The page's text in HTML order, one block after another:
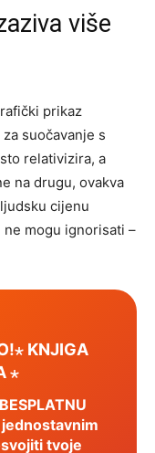
više
prikaz
suočavanje s
relativizira, a
na drugu, ovakva
cijenu
ne mogu ignorisati –
KNJIGA
⋆
tvoje